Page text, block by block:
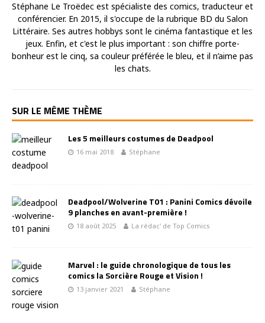
Stéphane Le Troëdec est spécialiste des comics, traducteur et
conférencier. En 2015, il s'occupe de la rubrique BD du Salon
Littéraire. Ses autres hobbys sont le cinéma fantastique et les
jeux. Enfin, et c'est le plus important : son chiffre porte-
bonheur est le cinq, sa couleur préférée le bleu, et il n’aime pas
les chats.
SUR LE MÊME THÈME
Les 5 meilleurs costumes de Deadpool
16 mai 2018 Stéphane
Deadpool/Wolverine T01 : Panini Comics dévoile
9 planches en avant-première !
18 août 2025 La rédac' de Top Comics
Marvel : le guide chronologique de tous les
comics la Sorcière Rouge et Vision !
13 janvier 2021 Stéphane